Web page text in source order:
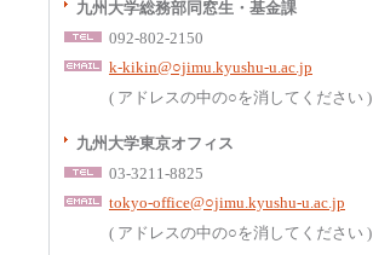
九州大学総務部同窓生・基金課
092-802-2150
k-kikin@○jimu.kyushu-u.ac.jp
( アドレスの中の○を消してください )
九州大学東京オフィス
03-3211-8825
tokyo-office@○jimu.kyushu-u.ac.jp
( アドレスの中の○を消してください )